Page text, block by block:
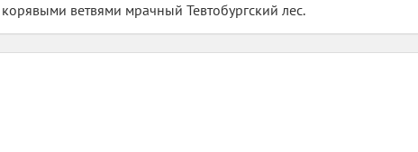
ветвями мрачный Тевтобургский лес.